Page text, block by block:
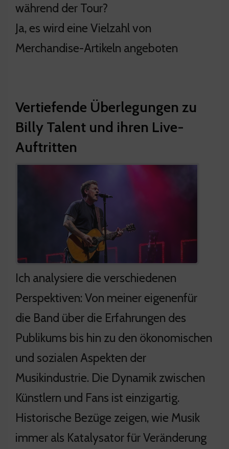
während der Tour?
Ja, es wird eine Vielzahl von
Merchandise-Artikeln angeboten
Vertiefende Überlegungen zu
Billy Talent und ihren Live-
Auftritten
Ich analysiere die verschiedenen
Perspektiven: Von meiner eigenenfür
die Band über die Erfahrungen des
Publikums bis hin zu den ökonomischen
und sozialen Aspekten der
Musikindustrie. Die Dynamik zwischen
Künstlern und Fans ist einzigartig.
Historische Bezüge zeigen, wie Musik
immer als Katalysator für Veränderung